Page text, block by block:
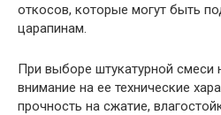
откосов, которые могут быть
царапинам.
При выборе штукатурной смеси
внимание на ее технические
прочность на сжатие,